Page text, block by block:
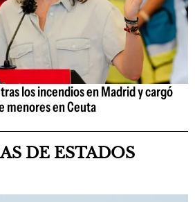
los incendios en Madrid y cargó
menores en Ceuta
DE ESTADOS